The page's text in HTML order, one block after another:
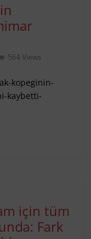
564 Views
kopeginin-
kaybetti-
için tüm
Fark